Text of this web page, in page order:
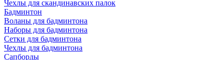
Чехлы для скандинавских палок
Бадминтон
Воланы для бадминтона
Наборы для бадминтона
Сетки для бадминтона
Чехлы для бадминтона
Сапборды